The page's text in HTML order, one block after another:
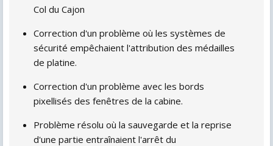
Col du Cajon
Correction d'un problème où les systèmes de
sécurité empêchaient l'attribution des médailles
de platine.
Correction d'un problème avec les bords
pixellisés des fenêtres de la cabine.
Problème résolu où la sauvegarde et la reprise
d'une partie entraînaient l'arrêt du